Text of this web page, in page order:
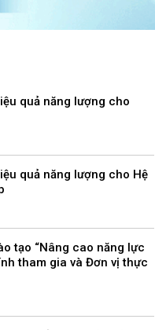
quả năng lượng cho
quả năng lượng cho Hệ
tạo “Nâng cao năng lực
tham gia và Đơn vị thực